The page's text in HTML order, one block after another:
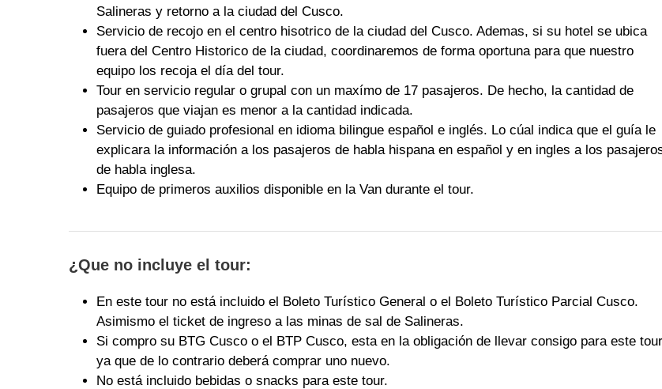
Salineras y retorno a la ciudad del Cusco.
Servicio de recojo en el centro hisotrico de la ciudad del Cusco. Ademas, si su hotel se ubica
fuera del Centro Historico de la ciudad, coordinaremos de forma oportuna para que nuestro
equipo los recoja el día del tour.
Tour en servicio regular o grupal con un maxímo de 17 pasajeros. De hecho, la cantidad de
pasajeros que viajan es menor a la cantidad indicada.
Servicio de guiado profesional en idioma bilingue español e inglés. Lo cúal indica que el guía le
explicara la información a los pasajeros de habla hispana en español y en ingles a los
de habla inglesa.
Equipo de primeros auxilios disponible en la Van durante el tour.
¿Que no incluye el tour:
En este tour no está incluido el Boleto Turístico General o el Boleto Turístico Parcial Cusco.
Asimismo el ticket de ingreso a las minas de sal de Salineras.
Si compro su BTG Cusco o el BTP Cusco, esta en la obligación de llevar consigo para este tour
ya que de lo contrario deberá comprar uno nuevo.
No está incluido bebidas o snacks para este tour.